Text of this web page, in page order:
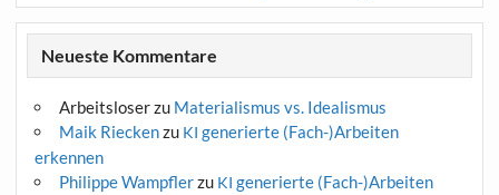
Neueste Kommentare
Arbeitsloserzu Materialismus vs. Idealismus
Maik Rieckenzu KI generierte (Fach-)Arbeiten
erkennen
Philippe Wampflerzu KI generierte (Fach-)Arbeiten